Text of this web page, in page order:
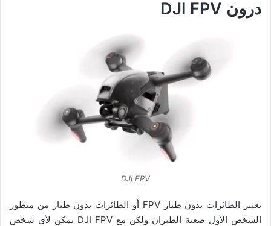
درون DJI FPV
DJI FPV
تعتبر الطائرات بدون طيار FPV أو الطائرات بدون طيار من منظور
الشخص الأول صعبة الطيران ولكن مع DJI FPV يمكن لأي شخص